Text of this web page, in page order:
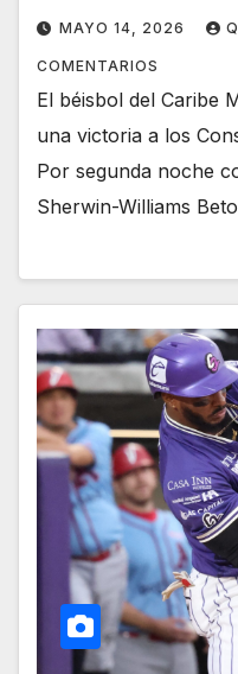
MAYO 14, 2026
COMENTARIOS
El béisbol del Caribe
una victoria a los
Por segunda noche
Sherwin-Williams